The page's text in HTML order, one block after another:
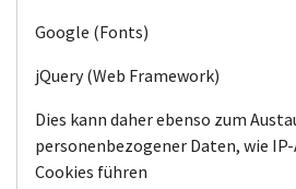
Google (Fonts)
jQuery (Web Framework)
Dies kann daher ebenso zum
personenbezogener Daten, wie
Cookies führen